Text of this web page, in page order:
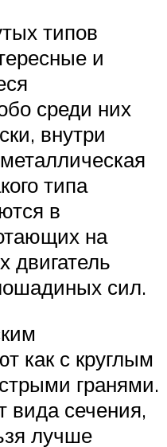
типов
и
среди них
внутри
типа
в
на
сил.
как с круглым
гранями.
вида сечения,
лучше